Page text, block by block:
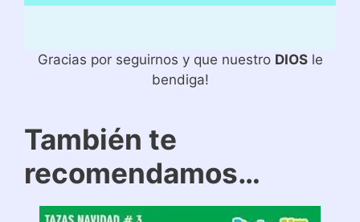
Gracias por seguirnos y que nuestro DIOSle
bendiga!
También te
recomendamos…